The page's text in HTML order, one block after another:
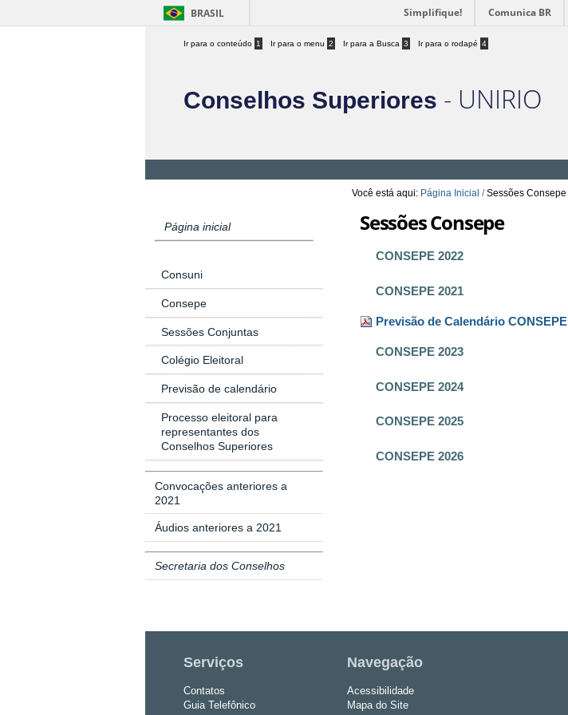
BRASIL Simplifique! Comunica BR
Ir para o conteúdo 1 Ir para o menu 2 Ir para a Busca 3 Ir para o rodapé 4
Conselhos Superiores - UNIRIO
Você está aqui: Página Inicial /Sessões Consepe
Sessões Consepe
CONSEPE 2022
CONSEPE 2021
Previsão de Calendário CONSEPE
CONSEPE 2023
CONSEPE 2024
CONSEPE 2025
CONSEPE 2026
Página inicial
Consuni
Consepe
Sessões Conjuntas
Colégio Eleitoral
Previsão de calendário
Processo eleitoral para
representantes dos
Conselhos Superiores
Convocações anteriores a
2021
Áudios anteriores a 2021
Secretaria dos Conselhos
Serviços
Contatos
Guia Telefônico
Navegação
Acessibilidade
Mapa do Site